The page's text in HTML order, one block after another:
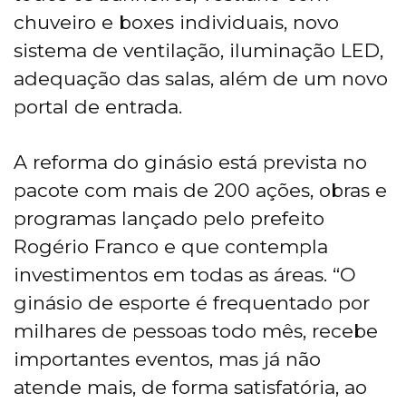
chuveiro e boxes individuais, novo
sistema de ventilação, iluminação LED,
adequação das salas, além de um novo
portal de entrada.
A reforma do ginásio está prevista no
pacote com mais de 200 ações, obras e
programas lançado pelo prefeito
Rogério Franco e que contempla
investimentos em todas as áreas. “O
ginásio de esporte é frequentado por
milhares de pessoas todo mês, recebe
importantes eventos, mas já não
atende mais, de forma satisfatória, ao